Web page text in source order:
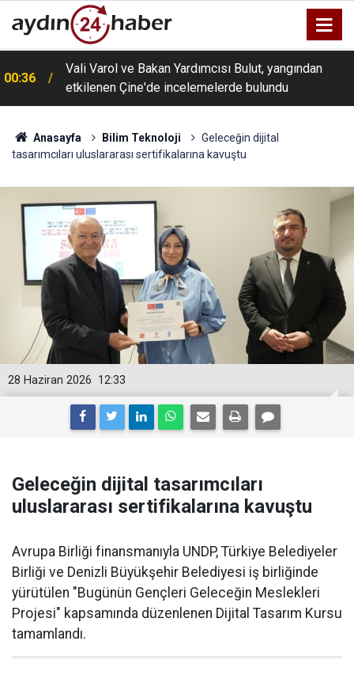
00:36
Vali Varol ve Bakan Yardımcısı Bulut, yangından
etkilenen Çine'de incelemelerde bulundu
Anasayfa Bilim Teknoloji
Geleceğin dijital
tasarımcıları uluslararası sertifikalarına kavuştu
12:33
28 Haziran 2026
Geleceğin dijital tasarımcıları
uluslararası sertifikalarına kavuştu
Avrupa Birliği finansmanıyla UNDP, Türkiye Belediyeler
Birliği ve Denizli Büyükşehir Belediyesi iş birliğinde
yürütülen "Bugünün Gençleri Geleceğin Meslekleri
Projesi" kapsamında düzenlenen Dijital Tasarım Kursu
tamamlandı.